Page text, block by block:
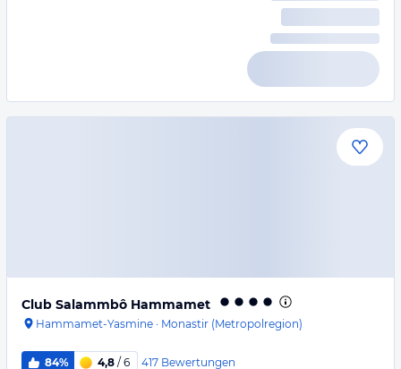
Club Salammbô Hammamet
Hammamet-Yasmine · Monastir (Metropolregion)
84% 4,8 / 6 417 Bewertungen